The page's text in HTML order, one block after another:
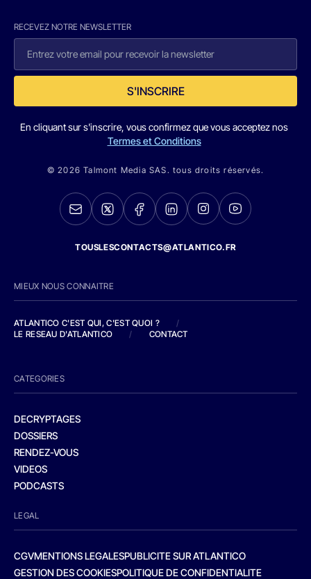
RECEVEZ NOTRE NEWSLETTER
S'INSCRIRE
En cliquant sur s'inscrire, vous confirmez que vous acceptez nos
Termes et Conditions
© 2026 Talmont Media SAS. tous droits réservés.
TOUSLESCONTACTS@ATLANTICO.FR
MIEUX NOUS CONNAITRE
ATLANTICO C'EST QUI, C'EST QUOI ?
/
LE RESEAU D'ATLANTICO
/ CONTACT
CATEGORIES
DECRYPTAGES
DOSSIERS
RENDEZ-VOUS
VIDEOS
PODCASTS
LEGAL
CGVMENTIONS LEGALESPUBLICITE SUR ATLANTICO
GESTION DES COOKIESPOLITIQUE DE CONFIDENTIALITE